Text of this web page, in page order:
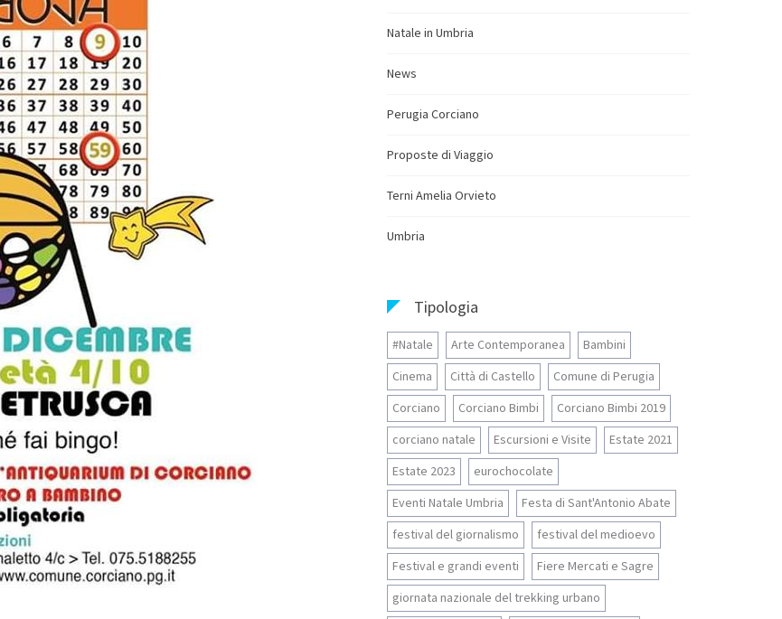
Natale in Umbria
News
Perugia Corciano
Proposte di Viaggio
Terni Amelia Orvieto
Umbria
Tipologia
#Natale Arte Contemporanea
Bambini
Cinema
Città di Castello
Comune di Perugia
Corciano
Corciano Bimbi
Corciano Bimbi 2019
corciano natale
Escursioni e Visite
Estate 2021
Estate 2023
eurochocolate
Eventi Natale Umbria
Festa di Sant'Antonio Abate
festival del giornalismo
festival del medioevo
Festival e grandi eventi
Fiere Mercati e Sagre
giornata nazionale del trekking urbano